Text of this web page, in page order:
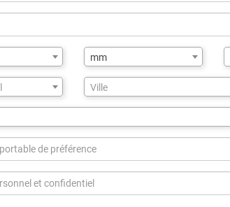
mm
Ville